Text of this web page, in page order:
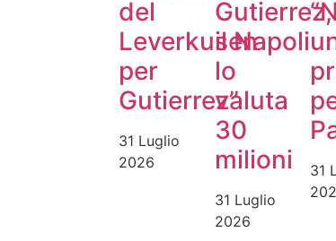
del
Leverkusen
per
Gutierrez”
31 Luglio
2026
Gutierrez,
il Napoli
lo
valuta
30
milioni
31 Luglio
2026
31